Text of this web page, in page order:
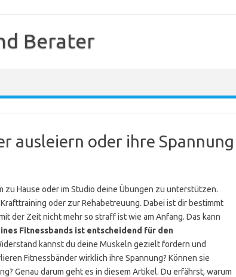
Berater
ausleiern oder ihre Spannung
zu Hause oder im Studio deine Übungen zu unterstützen.
oder zur Rehabetreuung. Dabei ist dir bestimmt
der Zeit nicht mehr so straff ist wie am Anfang. Das kann
Fitnessbands ist entscheidend für den
kannst du deine Muskeln gezielt fordern und
Fitnessbänder wirklich ihre Spannung? Können sie
Genau darum geht es in diesem Artikel. Du erfährst, warum